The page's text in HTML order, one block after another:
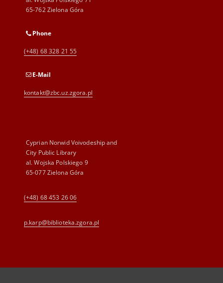
65-762 Zielona Góra
Phone
(+48) 68 328 21 55
E-Mail
kontakt@zbc.uz.zgora.pl
Cyprian Norwid Voivodeship and
City Public Library
al. Wojska Polskiego 9
65-077 Zielona Góra
(+48) 68 453 26 06
p.karp@biblioteka.zgora.pl